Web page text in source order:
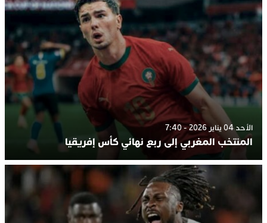
الأحد 04 يناير 2026 - 7:40
المنتخب المغربي إلى ربع نهائي كأس إفريقيا